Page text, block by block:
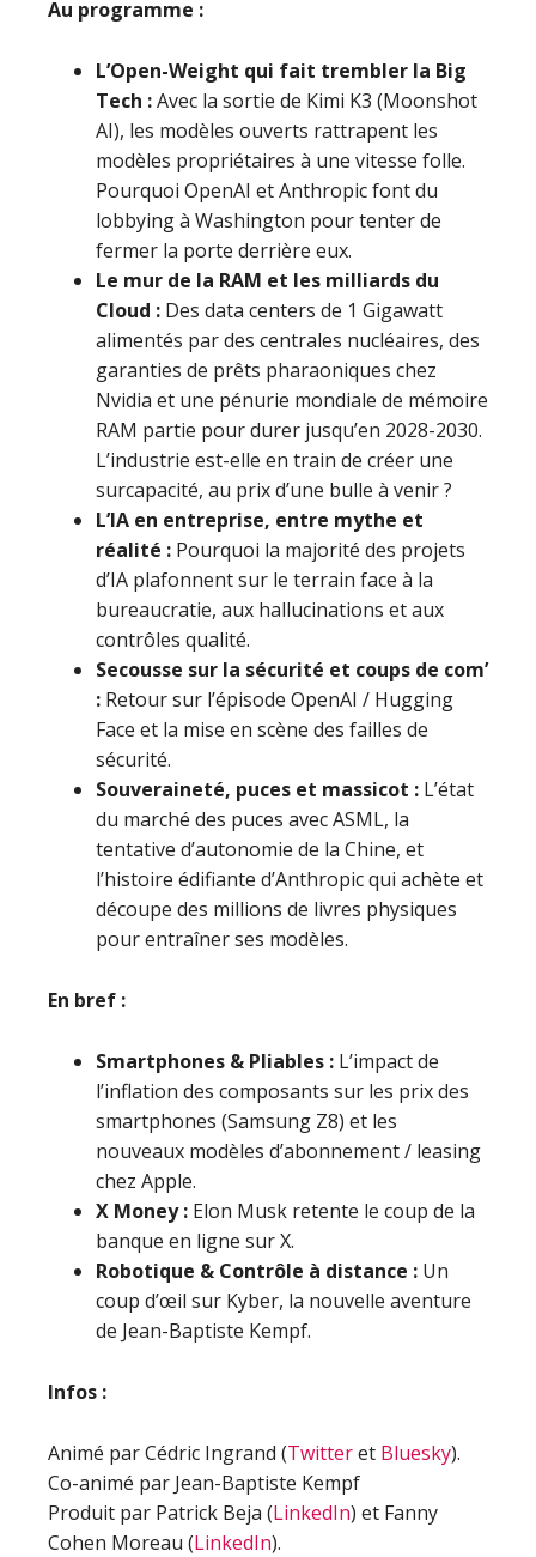
Au programme :
L’Open-Weight qui fait trembler la Big
Tech :Avec la sortie de Kimi K3 (Moonshot
AI), les modèles ouverts rattrapent les
modèles propriétaires à une vitesse folle.
Pourquoi OpenAI et Anthropic font du
lobbying à Washington pour tenter de
fermer la porte derrière eux.
Le mur de la RAM et les milliards du
Cloud : Des data centers de 1 Gigawatt
alimentés par des centrales nucléaires, des
garanties de prêts pharaoniques chez
Nvidia et une pénurie mondiale de mémoire
RAM partie pour durer jusqu’en 2028-2030.
L’industrie est-elle en train de créer une
surcapacité, au prix d’une bulle à venir ?
L’IA en entreprise, entre mythe et
réalité : Pourquoi la majorité des projets
d’IA plafonnent sur le terrain face à la
bureaucratie, aux hallucinations et aux
contrôles qualité.
Secousse sur la sécurité et coups de com’
: Retour sur l’épisode OpenAI / Hugging
Face et la mise en scène des failles de
sécurité.
Souveraineté, puces et massicot : L’état
du marché des puces avec ASML, la
tentative d’autonomie de la Chine, et
l’histoire édifiante d’Anthropic qui achète et
découpe des millions de livres physiques
pour entraîner ses modèles.
En bref :
Smartphones & Pliables : L’impact de
l’inflation des composants sur les prix des
smartphones (Samsung Z8) et les
nouveaux modèles d’abonnement / leasing
chez Apple.
X Money : Elon Musk retente le coup de la
banque en ligne sur X.
Robotique & Contrôle à distance : Un
coup d’œil sur Kyber, la nouvelle aventure
de Jean-Baptiste Kempf.
Infos :
Animé par Cédric Ingrand (Twitteret Bluesky).
Co-animé par Jean-Baptiste Kempf
Produit par Patrick Beja (LinkedIn) et Fanny
Cohen Moreau (LinkedIn).